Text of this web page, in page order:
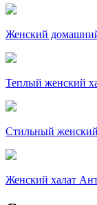
Женский
Теплый женский
Стильный
Женский халат